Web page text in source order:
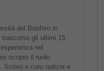
del Bosforo in
trascorso gli ultimi 15
nel
ricopro il ruolo
Scrivo e curo notizie e